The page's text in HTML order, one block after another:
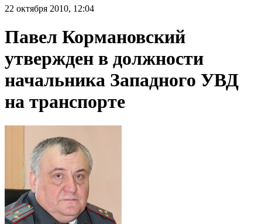
22 октября 2010, 12:04
Павел Кормановский
утвержден в должности
начальника Западного УВД
на транспорте